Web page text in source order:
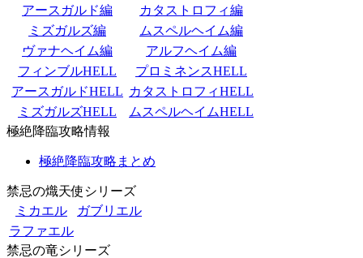
アースガルド編
カタストロフィ編
ミズガルズ編
ムスペルヘイム編
ヴァナヘイム編
アルフヘイム編
フィンブルHELL
プロミネンスHELL
アースガルドHELL カタストロフィHELL
ミズガルズHELL
ムスペルヘイムHELL
極絶降臨攻略情報
極絶降臨攻略まとめ
禁忌の熾天使シリーズ
ミカエル
ガブリエル
ラファエル
禁忌の竜シリーズ